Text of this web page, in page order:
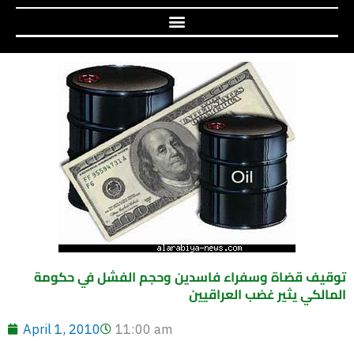
توقيف قضاة وسفراء فاسدين وحجم الفشل في حكومة
المالكي يثير غضب العراقيين
April 1, 2010 11:00 am